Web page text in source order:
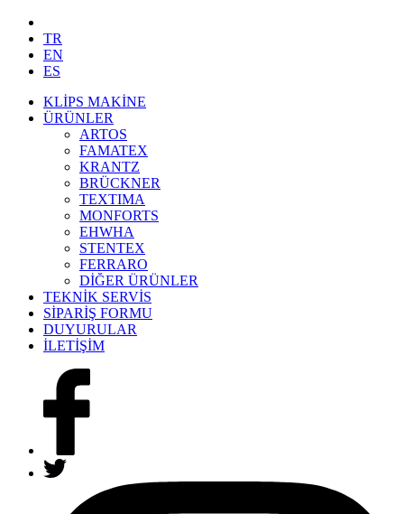
TR
EN
ES
KLİPS MAKİNE
ÜRÜNLER
ARTOS
FAMATEX
KRANTZ
BRÜCKNER
TEXTIMA
MONFORTS
EHWHA
STENTEX
FERRARO
DİĞER ÜRÜNLER
TEKNİK SERVİS
SİPARİŞ FORMU
DUYURULAR
İLETİŞİM